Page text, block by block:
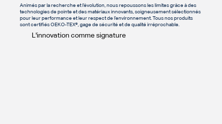
Animés par la recherche et l’évolution, nous repoussons les limites grâce à des
technologies de pointe et des matériaux innovants, soigneusement sélectionnés
pour leur performance et leur respect de l’environnement. Tous nos produits
sont certifiés OEKO-TEX®, gage de sécurité et de qualité irréprochable.
L'innovation comme signature